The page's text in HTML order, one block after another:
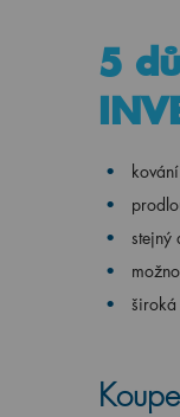
5
stejný
široká